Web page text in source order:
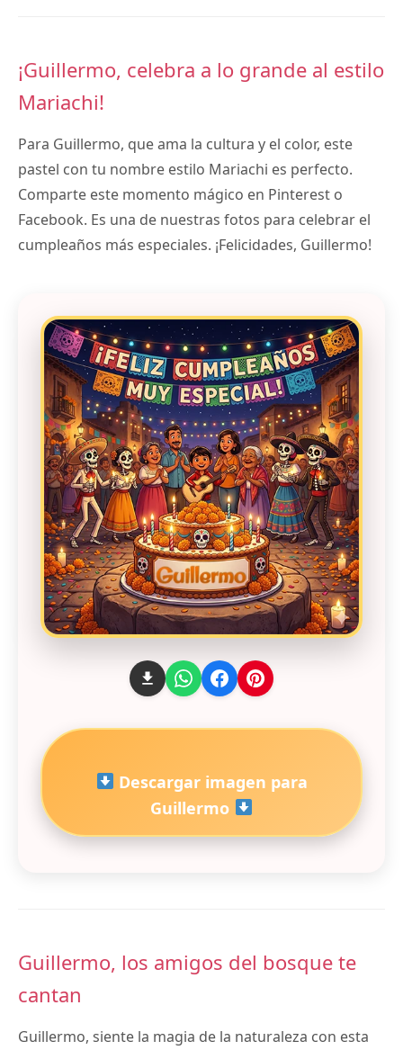
¡Guillermo, celebra a lo grande al estilo
Mariachi!
Para Guillermo, que ama la cultura y el color, este
pastel con tu nombre estilo Mariachi es perfecto.
Comparte este momento mágico en Pinterest o
Facebook. Es una de nuestras fotos para celebrar el
cumpleaños más especiales. ¡Felicidades, Guillermo!
Descargar imagen para
Guillermo
Guillermo, los amigos del bosque te
cantan
Guillermo, siente la magia de la naturaleza con esta